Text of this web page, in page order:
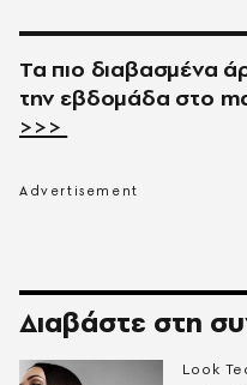
Τα πιο διαβασμένα
την εβδομάδα στο
>>>
Διαβάστε στη
Look